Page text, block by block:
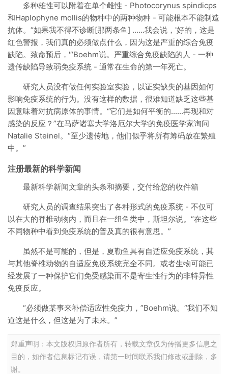
多种雄性可以附着在单个雌性 - Photocorynus spindicps
和Haplophyne mollis的物种中的两种物种 - 可能根本不能制造
抗体。“如果我不得不诊断[那两条鱼] ......我会说，'好的，这是
红色警报，我们真的必须做点什么，因为这是严重的综合免疫
缺陷。致命预后，'“Boehm说。严重综合免疫缺陷的人 - 一种
遗传缺陷导致弱免疫系统 - 通常在生命的第一年死亡。
研究人员没有做任何实验室实验，以证实缺失的基因如何
影响免疫系统的行为。没有这样的数据，很难知道缺乏这些基
因意味着对抗病原体的事情。“它们是如何平衡的......再现和对
感染的反应？”在马萨诸塞大学洛厄尔大学的免疫医学家询问
Natalie Steinel。“至少遗传地，他们似乎将所有筹码放在繁殖
中。”
注册最新的科学新闻
最新科学新闻文章的头条和摘要，交付给您的收件箱
研究人员的调查结果突出了各种形式的免疫系统 - 不仅可
以在大的脊椎动物内，而且在一组鱼类中，斯坦尔说。“在这些
不同物种中看到免疫系统的普及真的很有意思。”
虽然不是可能的，但是，夏勒鱼具有自适应免疫系统，其
与其他脊椎动物的自适应免疫系统完全不同。或者生物可能已
经发展了一种保护它们免受感染而不是寄生性行为的非特异性
免疫反应。
“必须做某事来补偿适应性免疫力，”Boehm说。“我们不知
道这是什么，但这是为了未来。”
郑重声明：本文版权归原作者所有，转载文章仅为传播更多信息之
目的，如作者信息标记有误，请第一时间联系我们修改或删除，多
谢。